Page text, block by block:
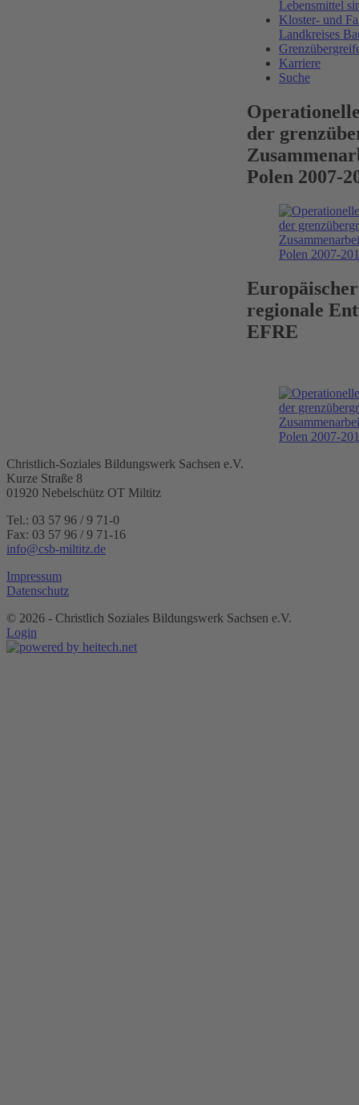
Lebensmittel
Kloster- und
Landkreises
Karriere
Suche
der
Polen 2007-
regionale
EFRE
Christlich-Soziales Bildungswerk Sachsen e.V.
Kurze Straße 8
01920 Nebelschütz OT Miltitz
Tel.: 03 57 96 / 9 71-0
Fax: 03 57 96 / 9 71-16
info@csb-miltitz.de
Impressum
Datenschutz
© 2026 - Christlich Soziales Bildungswerk Sachsen e.V.
Login